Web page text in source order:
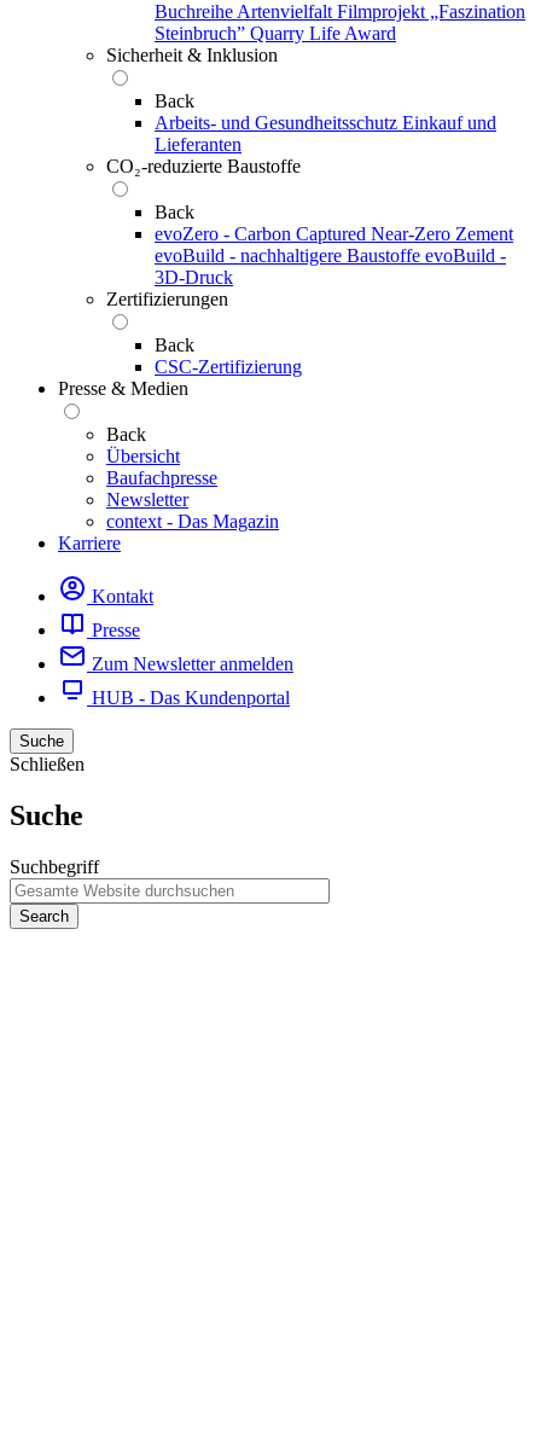
Buchreihe Artenvielfalt Filmprojekt „Faszination
Steinbruch” Quarry Life Award
Sicherheit & Inklusion
Back
Arbeits- und Gesundheitsschutz Einkauf und
Lieferanten
CO₂-reduzierte Baustoffe
Back
evoZero - Carbon Captured Near-Zero Zement
evoBuild - nachhaltigere Baustoffe evoBuild -
3D-Druck
Zertifizierungen
Back
CSC-Zertifizierung
Presse & Medien
Back
Übersicht
Baufachpresse
Newsletter
context - Das Magazin
Karriere
Kontakt
Presse
Zum Newsletter anmelden
HUB - Das Kundenportal
Suche
Schließen
Suche
Suchbegriff